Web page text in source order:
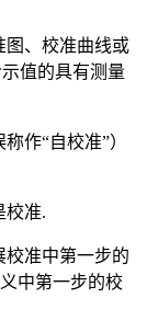
图、校准曲线或
值的具有测量
作“自校准”）
校准.
校准中第一步的
中第一步的校